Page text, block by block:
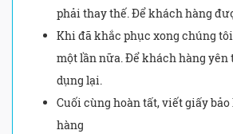
phải thay thế. Để khách hàng
Khi đã khắc phục xong chúng
một lần nữa. Để khách hàng
dụng lại.
Cuối cùng hoàn tất, viết giấy
hàng